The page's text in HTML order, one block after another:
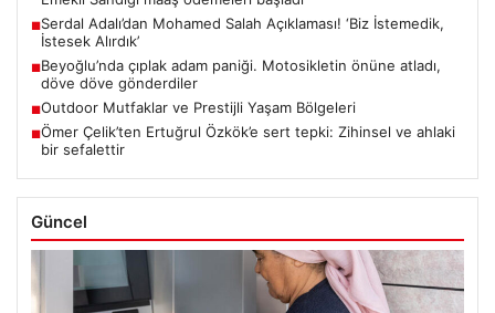
■Serdal Adalı’dan Mohamed Salah Açıklaması! ‘Biz İstemedik,
İstesek Alırdık’
■Beyoğlu’nda çıplak adam paniği. Motosikletin önüne atladı,
döve döve gönderdiler
■Outdoor Mutfaklar ve Prestijli Yaşam Bölgeleri
■Ömer Çelik’ten Ertuğrul Özkök’e sert tepki: Zihinsel ve ahlaki
bir sefalettir
Güncel